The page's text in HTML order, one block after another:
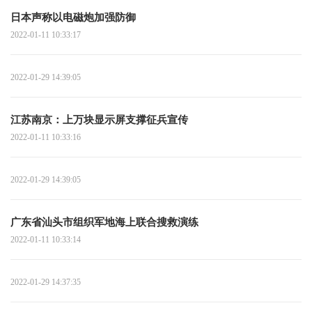
日本声称以电磁炮加强防御
2022-01-11 10:33:17
2022-01-29 14:39:05
江苏南京：上万块显示屏支撑征兵宣传
2022-01-11 10:33:16
2022-01-29 14:39:05
广东省汕头市组织军地海上联合搜救演练
2022-01-11 10:33:14
2022-01-29 14:37:35